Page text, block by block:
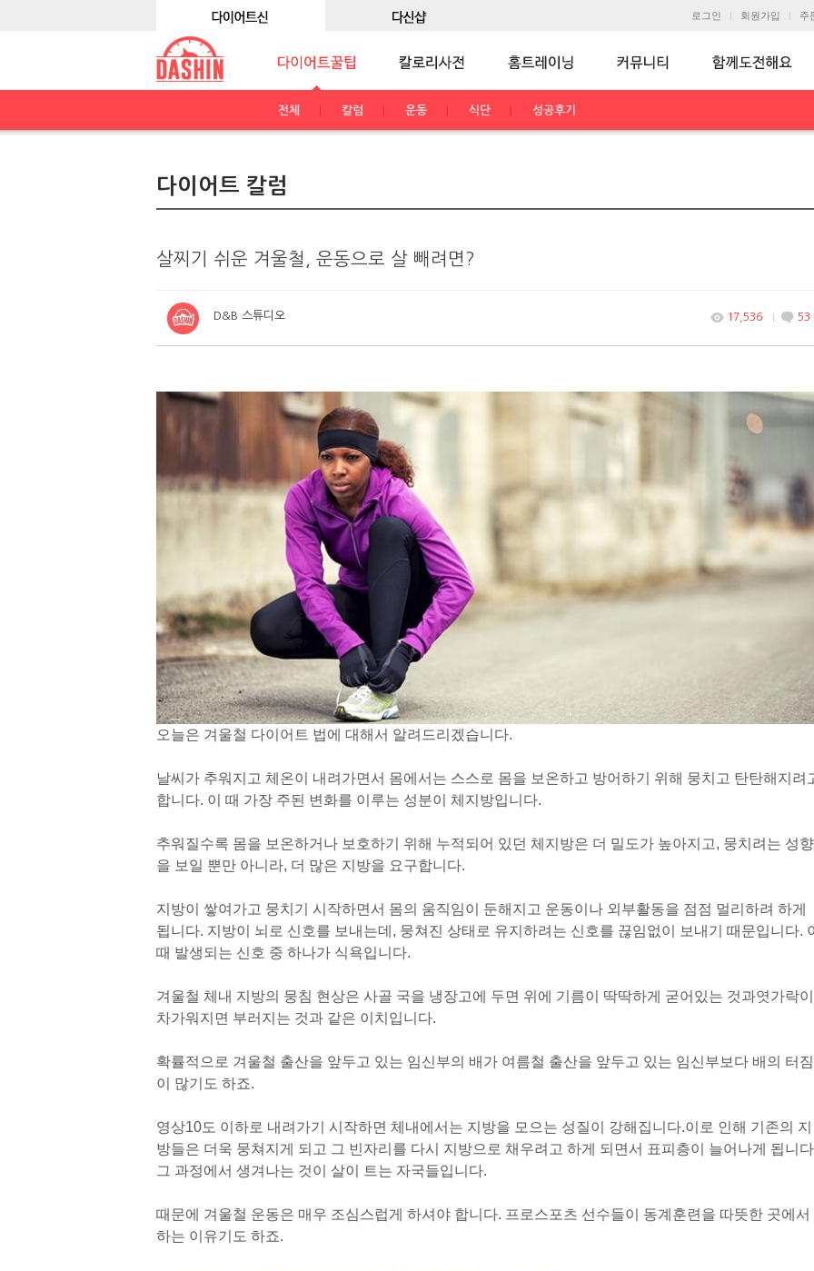
로그인 회원가입 주
전체 칼럼 운동 식단 성공후기
다이어트 칼럼
살찌기 쉬운 겨울철, 운동으로 살 빼려면?
D&B 스튜디오 17,536 53
오늘은 겨울철 다이어트 법에 대해서 알려드리겠습니다.
날씨가 추워지고 체온이 내려가면서 몸에서는 스스로 몸을 보온하고 방어하기 위해 뭉치고 탄탄해지려
합니다. 이 때 가장 주된 변화를 이루는 성분이 체지방입니다.
추워질수록 몸을 보온하거나 보호하기 위해 누적되어 있던 체지방은 더 밀도가 높아지고, 뭉치려는 성향
을 보일 뿐만 아니라, 더 많은 지방을 요구합니다.
지방이 쌓여가고 뭉치기 시작하면서 몸의 움직임이 둔해지고 운동이나 외부활동을 점점 멀리하려 하게
됩니다. 지방이 뇌로 신호를 보내는데, 뭉쳐진 상태로 유지하려는 신호를 끊임없이 보내기 때문입니다.
때 발생되는 신호 중 하나가 식욕입니다.
겨울철 체내 지방의 뭉침 현상은 사골 국을 냉장고에 두면 위에 기름이 딱딱하게 굳어있는 것과엿가락이
차가워지면 부러지는 것과 같은 이치입니다.
확률적으로 겨울철 출산을 앞두고 있는 임신부의 배가 여름철 출산을 앞두고 있는 임신부보다 배의 터짐
이 많기도 하죠.
영상10도 이하로 내려가기 시작하면 체내에서는 지방을 모으는 성질이 강해집니다.이로 인해 기존의 지
방들은 더욱 뭉쳐지게 되고 그 빈자리를 다시 지방으로 채우려고 하게 되면서 표피층이 늘어나게 됩니
그 과정에서 생겨나는 것이 살이 트는 자국들입니다.
때문에 겨울철 운동은 매우 조심스럽게 하셔야 합니다. 프로스포츠 선수들이 동계훈련을 따뜻한 곳에서
하는 이유기도 하죠.